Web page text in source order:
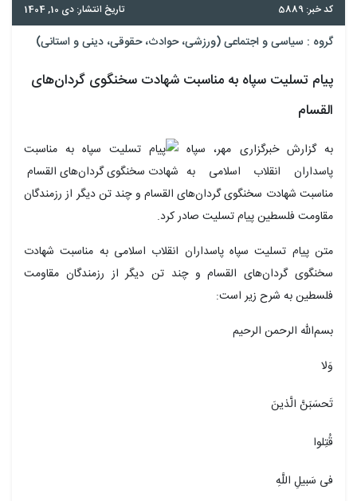
کد خبر: 5889 تاریخ انتشار: دی 10, 1404
گروه :سیاسی و اجتماعی (ورزشی، حوادث، حقوقی، دینی و استانی)
پیام تسلیت سپاه به مناسبت شهادت سخنگوی گردان‌های
القسام
به گزارش خبرگزاری مهر، سپاه
پاسداران انقلاب اسلامی به
مناسبت شهادت سخنگوی گردان‌هایالقسامو چند تن دیگر از رزمندگان
مقاومت فلسطین پیام تسلیت صادر کرد.
متن پیام تسلیت سپاه پاسداران انقلاب اسلامی به مناسبت شهادت
سخنگوی گردان‌هایالقسامو چند تن دیگر از رزمندگان مقاومت
فلسطین به شرح زیر است:
بسم‌الله الرحمن الرحیم
تَحسَبَنَّالَّذینَ
قُتِلوا
سَبیلِ اللَّهِ